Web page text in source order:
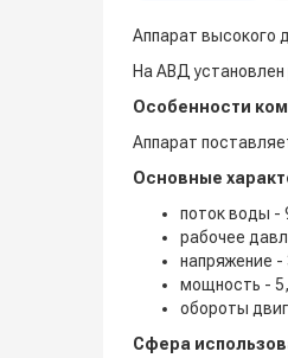
Аппарат высокого
На АВД
Особенности
Аппарат
Основные
поток воды -
рабочее
напряжение -
мощность -
обороты
Сфера